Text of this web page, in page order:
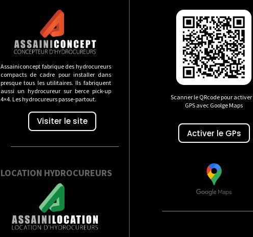
Assainiconcept fabrique des hydrocureurs
compacts de cadre pour installer dans
presque tous les utilitaires. Ils fabriquent
aussi un hydrocureur sur berce pick-up
4×4. Les hydrocureurs passe-partout.
Visiter le site
LOCATION HYDROCUREURS
Scanner le QRcode pour activer
GPS avec Goolge Maps
Activer le GPs